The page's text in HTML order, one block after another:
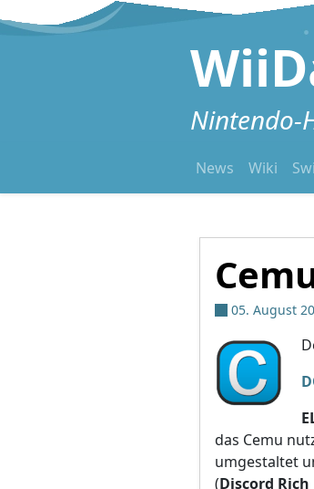
Zum Inhalt springen
Nintendo-
News Wiki
05. August
das Cemu
umgestaltet
(Discord Rich